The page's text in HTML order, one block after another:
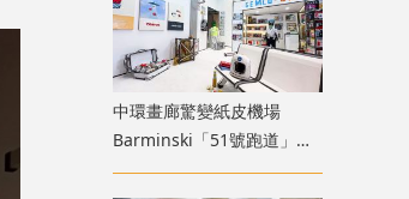
中環畫廊驚變紙皮機場
Barminski「51號跑道」用
紙箱建造星際航廈